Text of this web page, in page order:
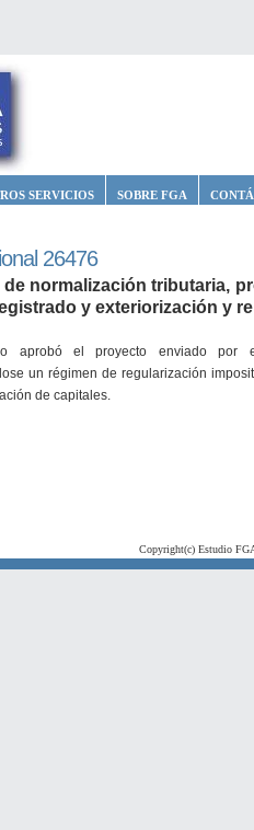
SERVICIOS SOBRE FGA
26476
de normalización tributaria,
y exteriorización y
aprobó el proyecto enviado por
un régimen de regularización
de capitales.
Copyright(c) Estudio